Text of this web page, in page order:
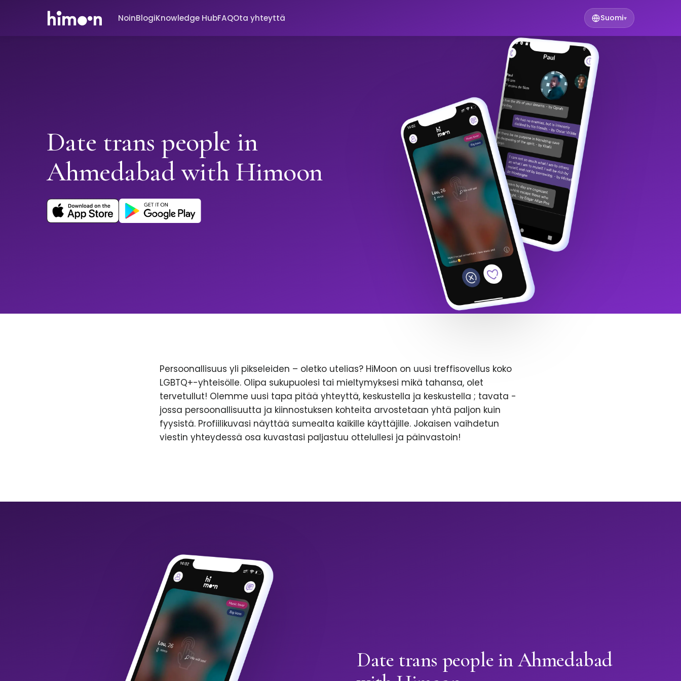
NoinBlogiKnowledge HubFAQOta yhteyttä Suomi▾
Date trans people in
Ahmedabad with Himoon
Persoonallisuus yli pikseleiden – oletko utelias? HiMoon on uusi treffisovellus koko
LGBTQ+-yhteisölle. Olipa sukupuolesi tai mieltymyksesi mikä tahansa, olet
tervetullut! Olemme uusi tapa pitää yhteyttä, keskustella ja keskustella ; tavata -
jossa persoonallisuutta ja kiinnostuksen kohteita arvostetaan yhtä paljon kuin
fyysistä. Profiilikuvasi näyttää sumealta kaikille käyttäjille. Jokaisen vaihdetun
viestin yhteydessä osa kuvastasi paljastuu ottelullesi ja päinvastoin!
Date trans people in Ahmedabad